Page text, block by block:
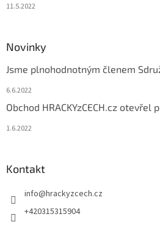
11.5.2022
Novinky
Jsme plnohodnotným členem
6.6.2022
Obchod HRACKYzCECH.cz otevřel
1.6.2022
Kontakt
info@hrackyzcech.cz
+420315315904